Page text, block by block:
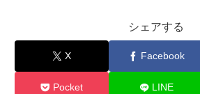
シェアする
X Facebook
Pocket LINE